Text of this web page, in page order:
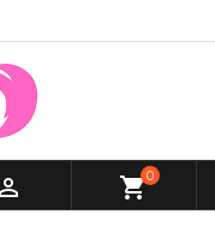
 shopping_cart0